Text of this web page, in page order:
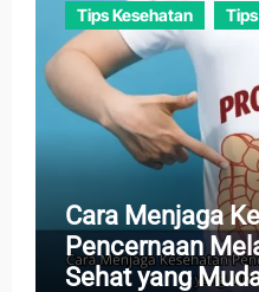
Tips Kesehatan
Cara Menjaga
Pencernaan
Sehat yang